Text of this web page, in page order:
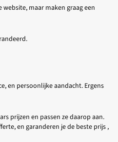
maar maken graag een
en persoonlijke aandacht. Ergens
prijzen en passen ze daarop aan.
en garanderen je de beste prijs ,